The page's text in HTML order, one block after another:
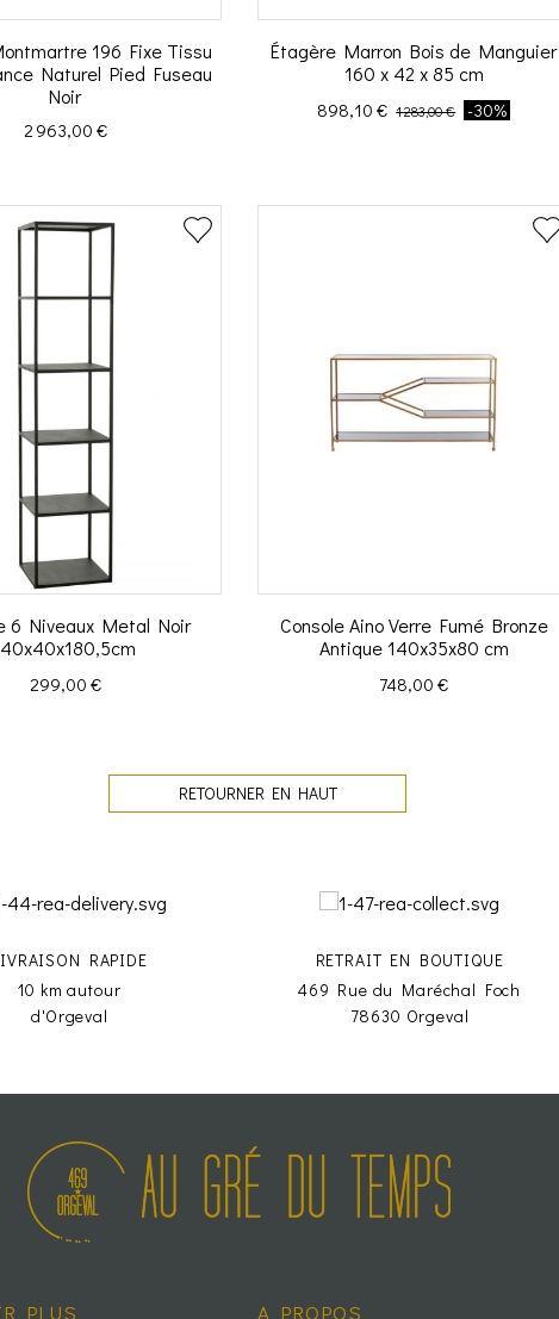
196 Fixe Tissu
Naturel Pied Fuseau
Noir
Prix
2 963,00 €
Étagère Marron Bois de Manguier
160 x 42 x 85 cm
Prix
898,10 € Prix de base
1 283,00 € -30%
6 Niveaux Metal Noir
Prix
299,00 €
Console Aino Verre Fumé Bronze
Antique 140x35x80 cm
Prix
748,00 €
RETOURNER EN HAUT
RAPIDE
10 km autour
d'Orgeval
RETRAIT EN BOUTIQUE
469 Rue du Maréchal Foch
78630 Orgeval
PLUS A PROPOS